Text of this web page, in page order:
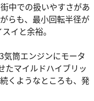
中での扱いやすさがあ
らも、最小回転半径が
イと余裕。
筒エンジンにモータ
たマイルドハイブリッ
くようなところも、発